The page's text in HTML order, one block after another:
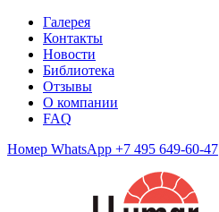
Галерея
Контакты
Новости
Библиотека
Отзывы
О компании
FAQ
Номер WhatsApp +7 495 649-60-47